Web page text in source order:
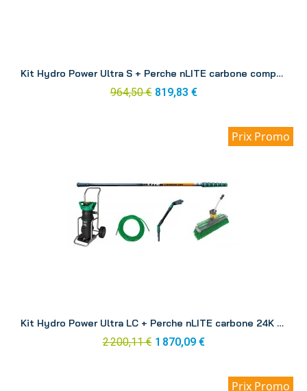
Kit Hydro Power Ultra S + Perche nLITE carbone composite 6.00 m DINK1
964,50 € 819,83 €
Prix Promo
Kit Hydro Power Ultra LC + Perche nLITE carbone 24K 8.60 m DINK3
2 200,11 € 1 870,09 €
Prix Promo